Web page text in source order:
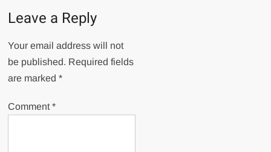
Leave a Reply
Your email address will not
be published. Required fields
are marked*
Comment*